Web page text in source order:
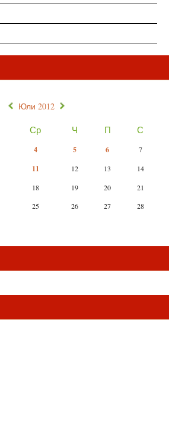
« Юли 2012 »
Ср Ч П С
4 5 6
7
11 12 13
14
18 19 20
21
25 26 27
28